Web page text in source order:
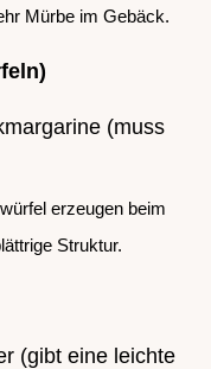
Mürbe im Gebäck.
(muss
erzeugen beim
Struktur.
(gibt eine leichte